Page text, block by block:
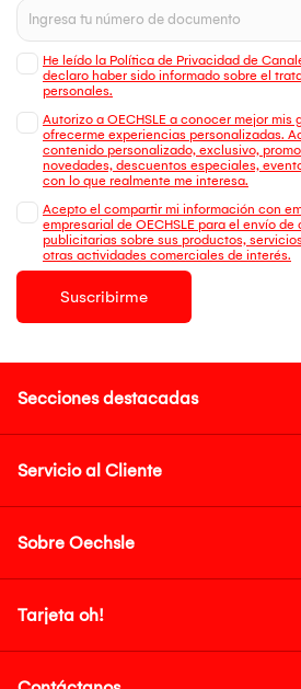
He leído la Política de Privacidad de
declaro haber sido informado sobre el
personales.
Autorizo a OECHSLE a conocer mejor mis
ofrecerme experiencias personalizadas.
contenido personalizado, exclusivo,
novedades, descuentos especiales,
con lo que realmente me interesa.
Acepto el compartir mi información con
empresarial de OECHSLE para el envío
publicitarias sobre sus productos,
otras actividades comerciales de interés.
Suscribirme
Secciones destacadas
Servicio al Cliente
Sobre Oechsle
Tarjeta oh!